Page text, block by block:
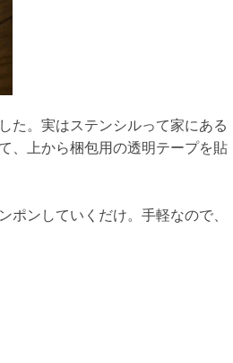
た。実はステンシルって家にある
、上から梱包用の透明テープを貼
ンしていくだけ。手軽なので、